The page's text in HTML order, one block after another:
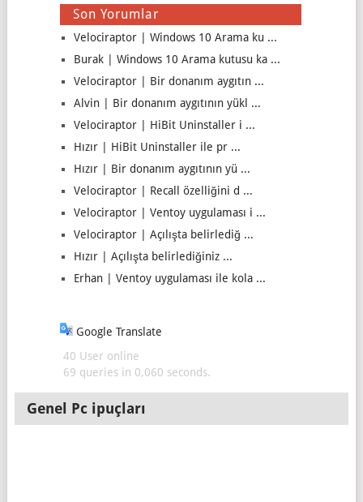
Son Yorumlar
Velociraptor | Windows 10 Arama ku ...
Burak | Windows 10 Arama kutusu ka ...
Velociraptor | Bir donanım aygıtın ...
Alvin | Bir donanım aygıtının yükl ...
Velociraptor | HiBit Uninstaller i ...
Hızır | HiBit Uninstaller ile pr ...
Hızır | Bir donanım aygıtının yü ...
Velociraptor | Recall özelliğini d ...
Velociraptor | Ventoy uygulaması i ...
Velociraptor | Açılışta belirlediğ ...
Hızır | Açılışta belirlediğiniz ...
Erhan | Ventoy uygulaması ile kola ...
Google Translate
40 User online
69 queries in 0,060 seconds.
Genel Pc ipuçları